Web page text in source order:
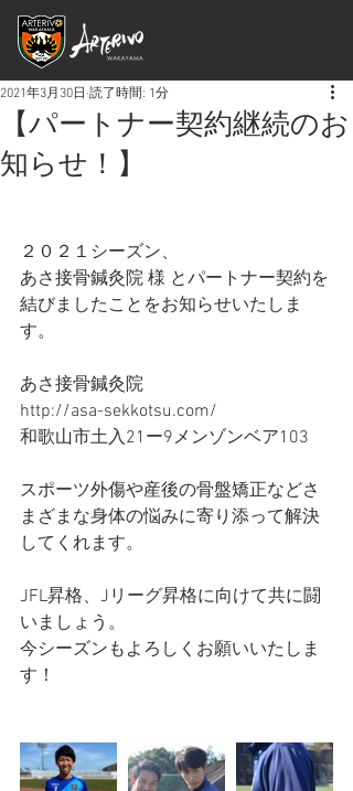
【パートナー契約継続のお
知らせ！】
2021年3月30日 読了時間: 1分
２０２１シーズン、
あさ接骨鍼灸院 様 とパートナー契約を
結びましたことをお知らせいたしま
す。
あさ接骨鍼灸院
http://asa-sekkotsu.com/
和歌山市土入21ー9メンゾンベア103
スポーツ外傷や産後の骨盤矯正などさ
まざまな身体の悩みに寄り添って解決
してくれます。
JFL昇格、Jリーグ昇格に向けて共に闘
いましょう。
今シーズンもよろしくお願いいたしま
す！